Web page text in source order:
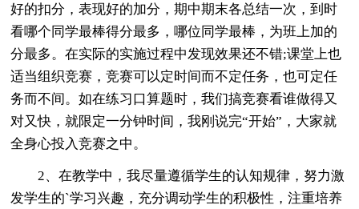
好的扣分，表现好的加分，期中期末各总结一次，到时
看哪个同学最棒得分最多，哪位同学最棒，为班上加的
分最多。在实际的实施过程中发现效果还不错;课堂上也
适当组织竞赛，竞赛可以定时间而不定任务，也可定任
务而不间。如在练习口算题时，我们搞竞赛看谁做得又
对又快，就限定一分钟时间，我刚说完“开始”，大家就
全身心投入竞赛之中。
2、在教学中，我尽量遵循学生的认知规律，努力激
发学生的`学习兴趣，充分调动学生的积极性，注重培养